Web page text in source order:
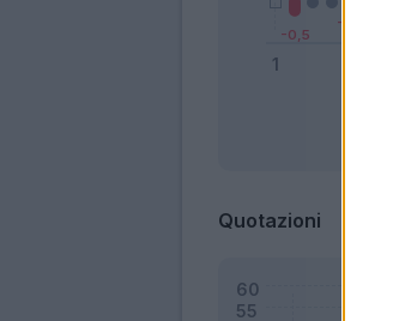
Quotazioni